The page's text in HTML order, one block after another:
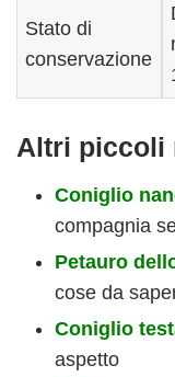
Stato di
conservazione
Altri piccoli
Coniglio
compagnia
Petauro
cose da
Coniglio
aspetto